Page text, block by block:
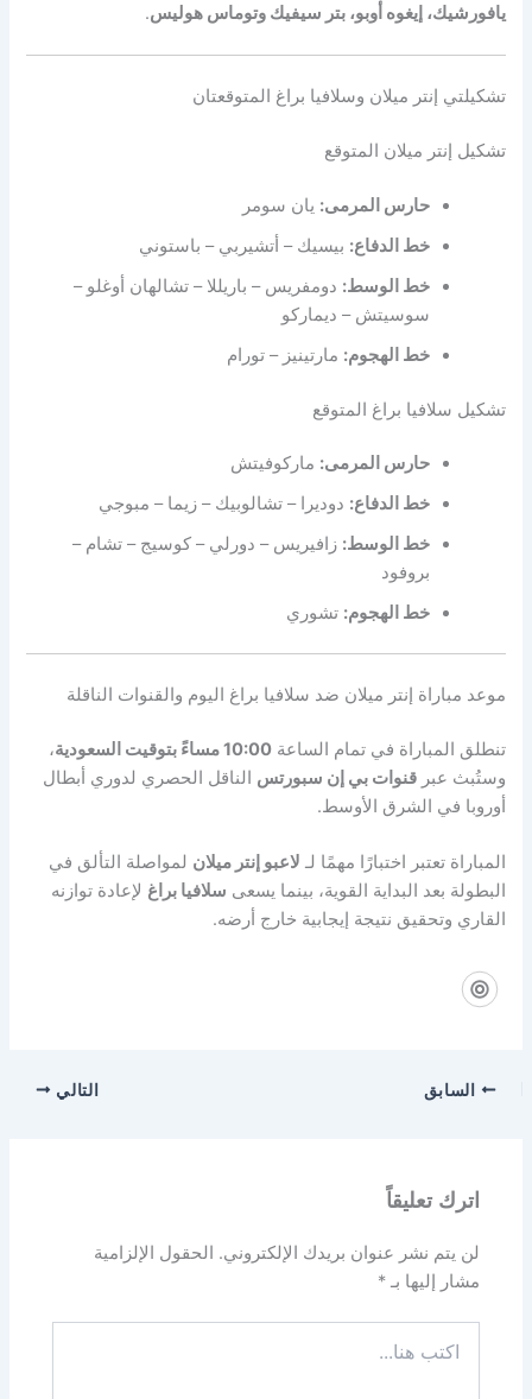
يافورشيك، إيغوه أوبو، بتر سيفيك وتوماس هوليس.
تشكيلتي إنتر ميلان وسلافيا براغ المتوقعتان
تشكيل إنتر ميلان المتوقع
حارس المرمى: يان سومر
خط الدفاع: بيسيك – أتشيربي – باستوني
خط الوسط: دومفريس – باريللا – تشالهان أوغلو –
سوسيتش – ديماركو
خط الهجوم: مارتينيز – تورام
تشكيل سلافيا براغ المتوقع
حارس المرمى: ماركوفيتش
خط الدفاع: دوديرا – تشالوبيك – زيما – مبوجي
خط الوسط: زافيريس – دورلي – كوسيج – تشام –
بروفود
خط الهجوم: تشوري
موعد مباراة إنتر ميلان ضد سلافيا براغ اليوم والقنوات الناقلة
تنطلق المباراة في تمام الساعة10:00 مساءً بتوقيت السعودية
،
وستُبث عبرقنوات بي إن سبورتس الناقل الحصري لدوري أبطال
أوروبا في الشرق الأوسط.
المباراة تعتبر اختبارًا مهمًا لـ لاعبو إنتر ميلان لمواصلة التألق في
البطولة بعد البداية القوية، بينما يسعى سلافيا براغ لإعادة توازنه
القاري وتحقيق نتيجة إيجابية خارج أرضه.
السابق التالي
اترك تعليقاً
لن يتم نشر عنوان بريدك الإلكتروني.
الحقول الإلزامية
مشار إليها بـ*
هنا...